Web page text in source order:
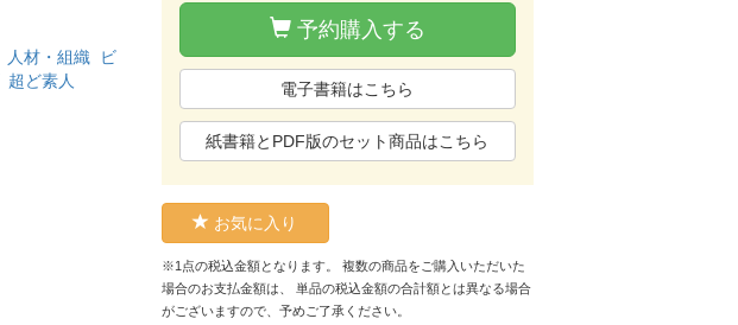
人材・組織
ビ
超ど素人
予約購入する
電子書籍はこちら
紙書籍とPDF版のセット商品はこちら
お気に入り
※1点の税込金額となります。 複数の商品をご購入いただいた
場合のお支払金額は、 単品の税込金額の合計額とは異なる場合
がございますので、予めご了承ください。